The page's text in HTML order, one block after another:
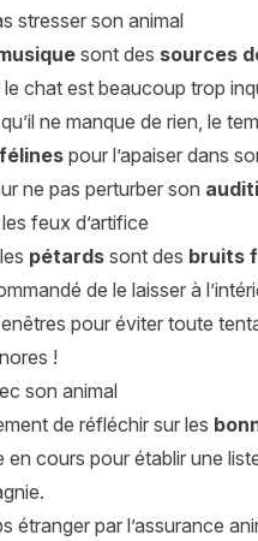
stresser son animal
sont des sources
chat est beaucoup trop
ne manque de rien, le
pour l’apaiser dans
ne pas perturber son
feux d’artifice
pétards sont des bruits
de le laisser à
pour éviter toute
!
son animal
de réfléchir sur les
cours pour établir une
étranger par l’assurance